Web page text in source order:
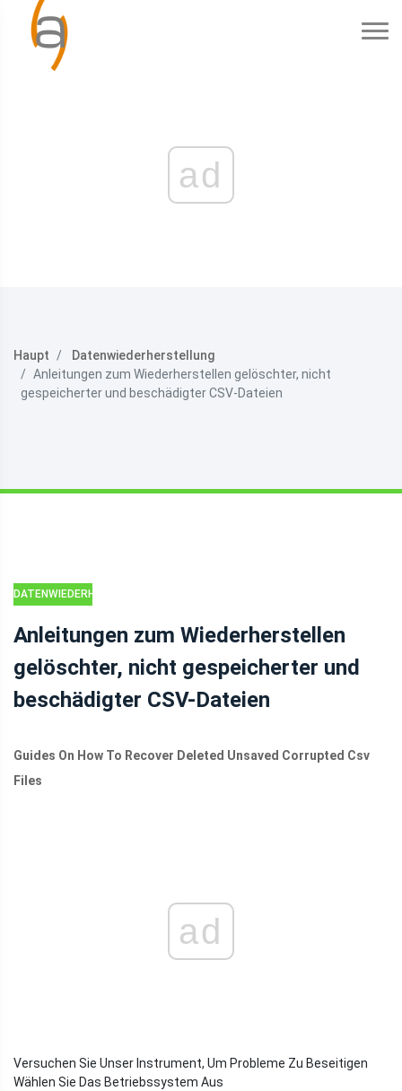
ad
Haupt
Datenwiederherstellung
Anleitungen zum Wiederherstellen gelöschter, nicht
gespeicherter und beschädigter CSV-Dateien
DATENWIEDERHERSTELLUNG
Anleitungen zum Wiederherstellen
gelöschter, nicht gespeicherter und
beschädigter CSV-Dateien
Guides On How To Recover Deleted Unsaved Corrupted Csv
Files
ad
Versuchen Sie Unser Instrument, Um Probleme Zu Beseitigen
Wählen Sie Das Betriebssystem Aus